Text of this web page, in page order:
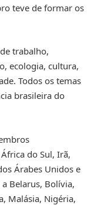
teve de formar os
trabalho,
ecologia, cultura,
Todos os temas
brasileira do
do Sul, Irã,
Árabes Unidos e
Belarus, Bolívia,
Malásia, Nigéria,